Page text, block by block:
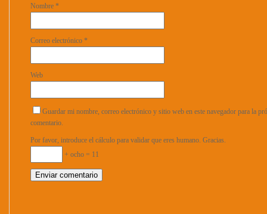
Nombre *
Correo electrónico *
Web
Guardar mi nombre, correo electrónico y sitio web en este navegador para la
comentario.
Por favor, introduce el cálculo para validar que eres humano. Gracias.
+ ocho = 11